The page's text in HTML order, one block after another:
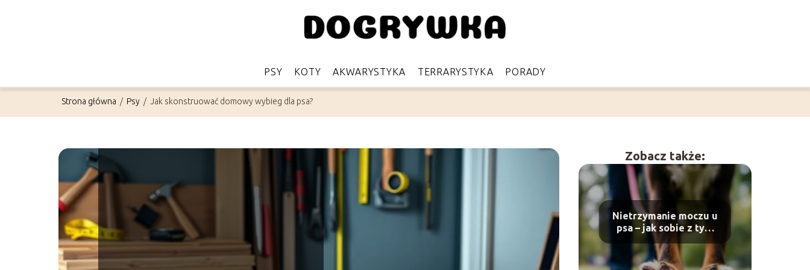
PSY KOTY AKWARYSTYKA TERRARYSTYKA PORADY
Strona główna / Psy / Jak skonstruować domowy wybieg dla psa?
Zobacz także:
Nietrzymanie moczu u
psa – jak sobie z tym
radzić?